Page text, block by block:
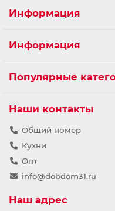
Информация
Информация
Популярные
Наши контакты
Общий номер
Кухни
Опт
info@dobdom31.ru
Наш адрес